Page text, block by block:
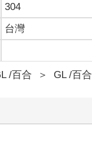
304
台灣
/百合 ＞ GL /百合